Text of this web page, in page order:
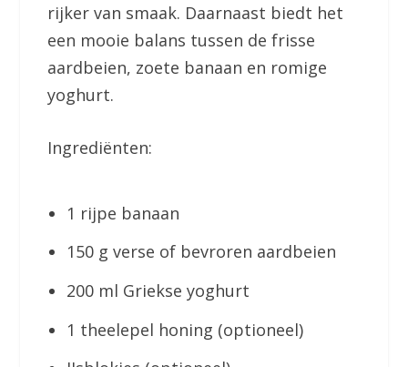
rijker van smaak. Daarnaast biedt het
een mooie balans tussen de frisse
aardbeien, zoete banaan en romige
yoghurt.
Ingrediënten:
1 rijpe banaan
150 g verse of bevroren aardbeien
200 ml Griekse yoghurt
1 theelepel honing (optioneel)